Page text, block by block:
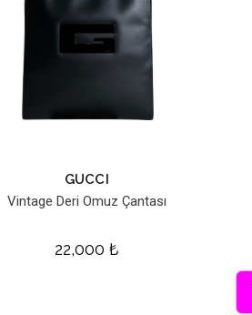
GUCCI
Vintage Deri Omuz Çantası
22,000 ₺